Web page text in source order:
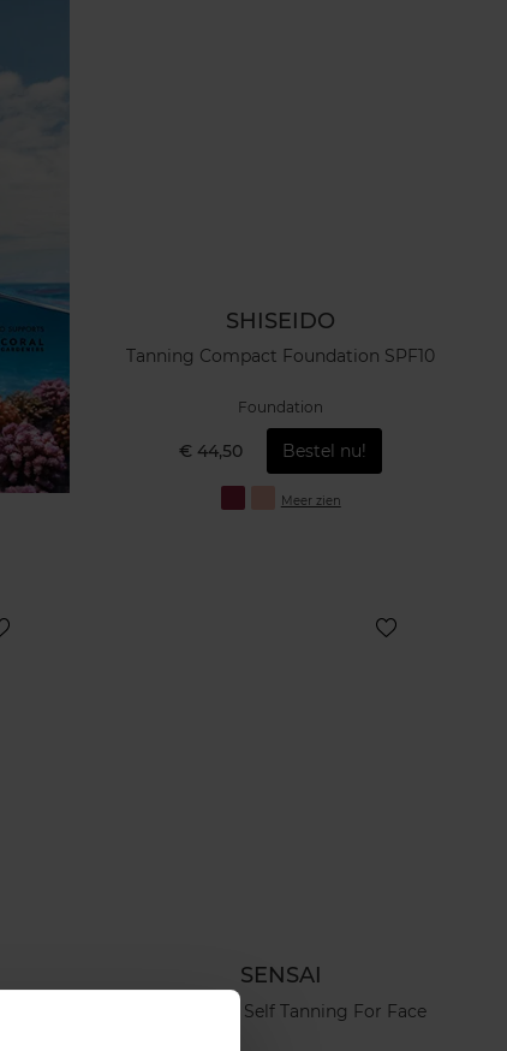
SHISEIDO
Tanning Compact Foundation SPF10
Foundation
€ 44,50 Bestel nu!
Meer zien
SENSAI
Silky Bronze Self Tanning For Face